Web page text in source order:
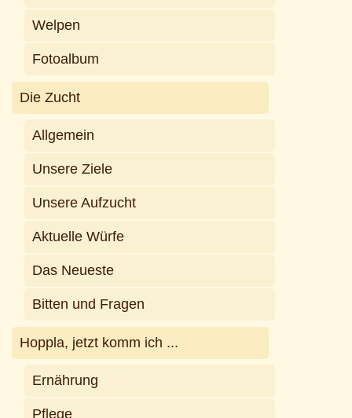
Welpen
Fotoalbum
Die Zucht
Allgemein
Unsere Ziele
Unsere Aufzucht
Aktuelle Würfe
Das Neueste
Bitten und Fragen
Hoppla, jetzt komm ich ...
Ernährung
Pflege